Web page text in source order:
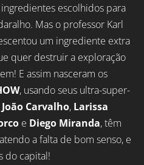
escolhidos para
Mas o professor Karl
um ingrediente extra
quer destruir a exploração
E assim nasceram os
, usando seus ultra-super-
João Carvalho, Larissa
e Diego Miranda, têm
a falta de bom senso, e
do capital!